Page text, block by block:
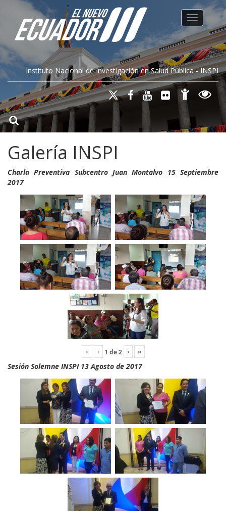
Instituto Nacional de Investigación en Salud Pública - INSPI
Toggle
Galería INSPI
Charla Preventiva Subcentro Juan Montalvo 15 Septiembre
2017
« ‹ 1 de2 › »
Sesión Solemne INSPI 13 Agosto de 2017